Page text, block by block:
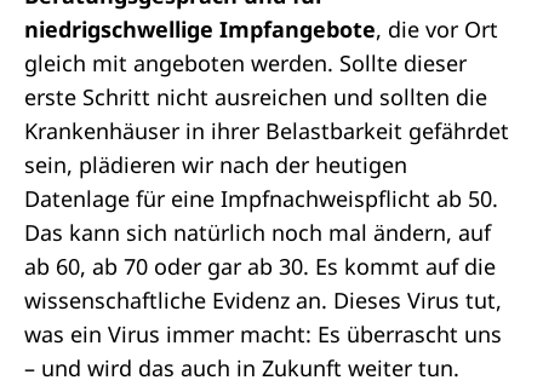
niedrigschwellige Impfangebote, die vor Ort
gleich mit angeboten werden. Sollte dieser
erste Schritt nicht ausreichen und sollten die
Krankenhäuser in ihrer Belastbarkeit gefährdet
sein, plädieren wir nach der heutigen
Datenlage für eine Impfnachweispflicht ab 50.
Das kann sich natürlich noch mal ändern, auf
ab 60, ab 70 oder gar ab 30. Es kommt auf die
wissenschaftliche Evidenz an. Dieses Virus tut,
was ein Virus immer macht: Es überrascht uns
– und wird das auch in Zukunft weiter tun.